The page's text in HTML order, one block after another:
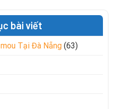
bài viết
Tại Đà Nẵng (63)